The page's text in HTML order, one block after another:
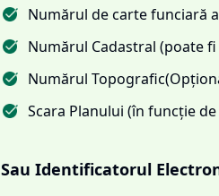
Numărul de carte funciară
Numărul Cadastral (poate
Numărul
Scara Planului (în funcție
Sau Identificatorul